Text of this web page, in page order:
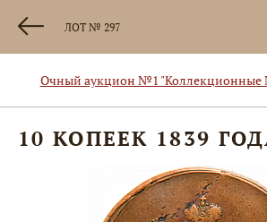
ЛОТ № 297
Очный аукцион №1 "Коллекционные
10 КОПЕЕК 1839